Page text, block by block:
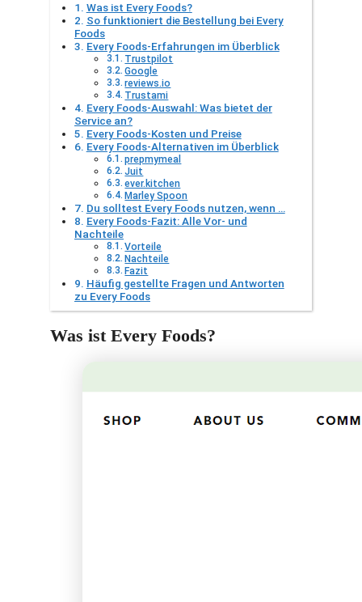
Was ist Every Foods?
So funktioniert die Bestellung bei Every
Foods
Every Foods-Erfahrungen im Überblick
Trustpilot
Google
reviews.io
Trustami
Every Foods-Auswahl: Was bietet der
Service an?
Every Foods-Kosten und Preise
Every Foods-Alternativen im Überblick
prepmymeal
Juit
ever.kitchen
Marley Spoon
Du solltest Every Foods nutzen, wenn …
Every Foods-Fazit: Alle Vor- und
Nachteile
Vorteile
Nachteile
Fazit
Häufig gestellte Fragen und Antworten
zu Every Foods
Was ist Every Foods?